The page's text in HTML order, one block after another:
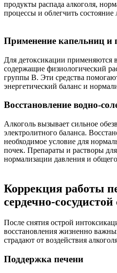
продукты распада алкоголя,
процессы и облегчить состояние
Применение капельниц и
Для детоксикации применяются
содержащие физиологический
группы B. Эти средства
энергетический баланс и
Восстановление водно-
Алкоголь вызывает сильное
электролитного баланса.
необходимое условие для
почек. Препараты и растворы
нормализации давления и
Коррекция работы
сердечно-
После снятия острой
восстановления жизненно
страдают от воздействия
Поддержка печени